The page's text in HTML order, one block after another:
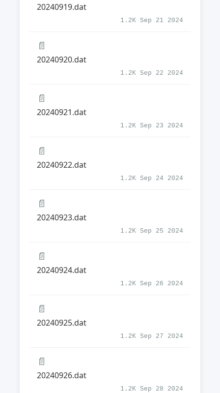
20240919.dat
1.2K Sep 21 2024
📄
20240920.dat
1.2K Sep 22 2024
📄
20240921.dat
1.2K Sep 23 2024
📄
20240922.dat
1.2K Sep 24 2024
📄
20240923.dat
1.2K Sep 25 2024
📄
20240924.dat
1.2K Sep 26 2024
📄
20240925.dat
1.2K Sep 27 2024
📄
20240926.dat
1.2K Sep 28 2024